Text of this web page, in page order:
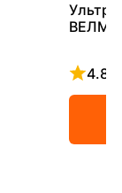
4.8